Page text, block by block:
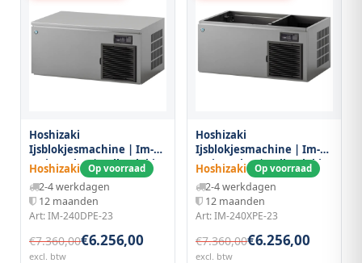
Hoshizaki
Ijsblokjesmachine | Im-
serie (cube) | Volle Blokjes
(17g) | 180kg/24u | Zonder
Bunker | Luchtgekoeld |
Stapelbaar |
1084x700x500(h)mm
Hoshizaki Op voorraad
2-4 werkdagen
12 maanden
Art: IM-240DPE-23
€7.360,00€6.256,00
excl. btw
Hoshizaki
Ijsblokjesmachine | Im-
serie (cube) | Volle Blokjes
(17g) | 180kg/24u | Zonder
Bunker | Luchtgekoeld |
Stapelbaar |
1084x700x500(h)mm
Hoshizaki Op voorraad
2-4 werkdagen
12 maanden
Art: IM-240XPE-23
€7.360,00€6.256,00
excl. btw